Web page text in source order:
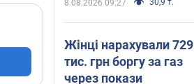
8.08.2026 09:27 30,9 т.
Жінці нарахували 729
тис. грн боргу за газ
через покази